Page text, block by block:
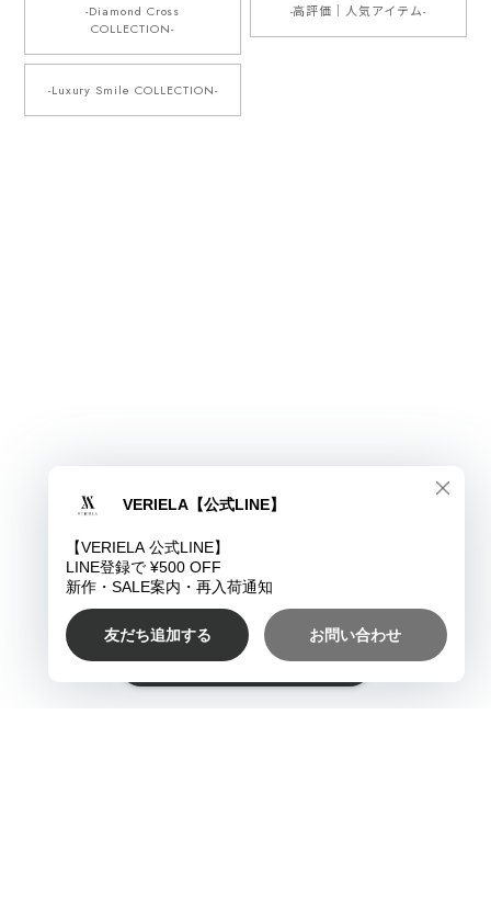
-Diamond Cross
COLLECTION-
-高評価｜人気アイテム-
-Luxury Smile COLLECTION-
ショップに質問する